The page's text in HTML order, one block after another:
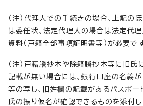
（注）代理人での手続きの場合、上記の
は委任状、法定代理人の場合は法定代
資料（戸籍全部事項証明書等）が必要です
（注）戸籍謄抄本や除籍謄抄本等に旧氏
記載が無い場合には、銀行口座の名義
等の写し、旧姓欄の記載があるパスポー
氏の振り仮名が確認できるものを添付し